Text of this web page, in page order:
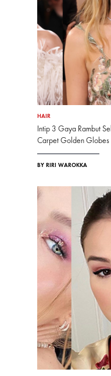
HAIR
Intip 3 Gaya Rambut
Carpet Golden
BY RIRI WAROKKA